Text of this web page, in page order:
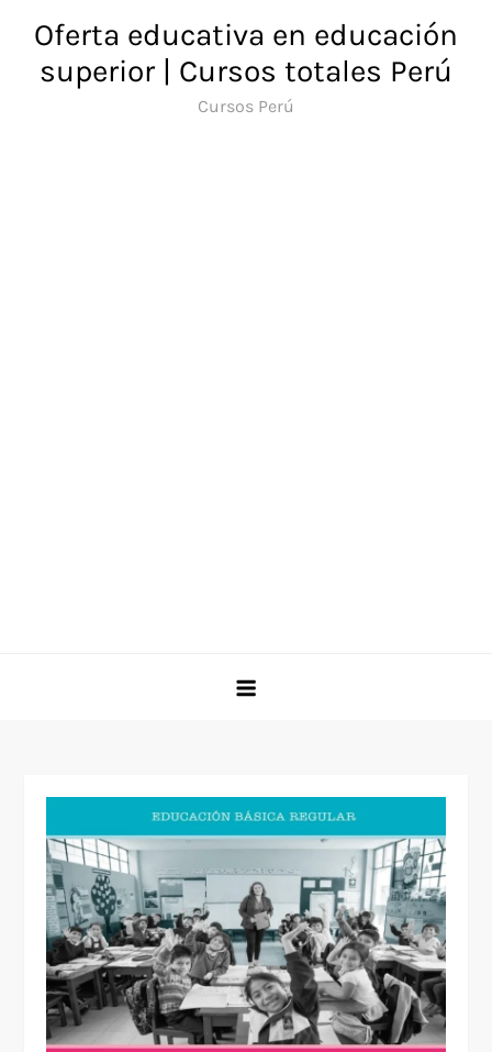
contenido
Oferta educativa en educación
superior | Cursos totales Perú
Cursos Perú